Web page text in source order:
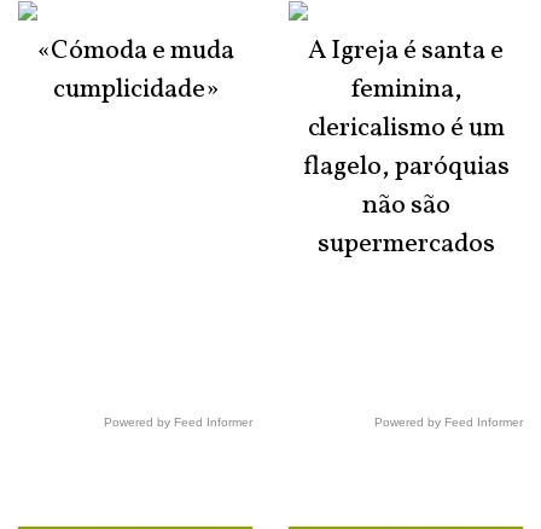
«Cómoda e muda
cumplicidade»
Powered by Feed Informer
A Igreja é santa e
feminina,
clericalismo é um
flagelo, paróquias
não são
supermercados
Powered by Feed Informer